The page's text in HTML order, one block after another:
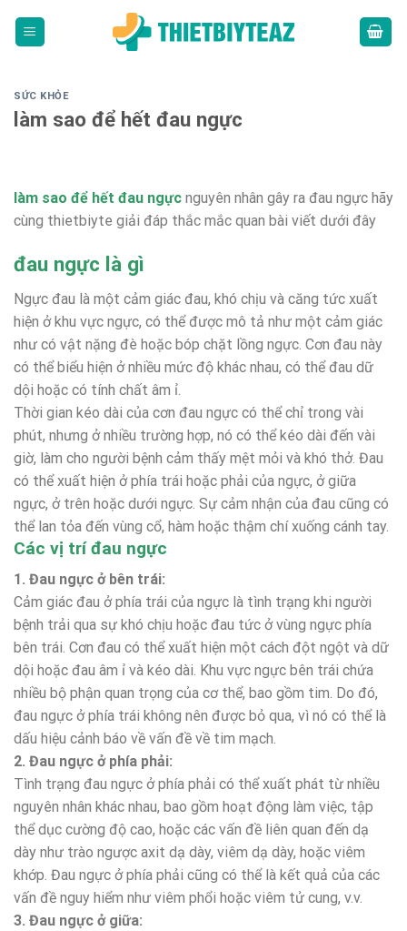
SỨC KHỎE
làm sao để hết đau ngực
làm sao để hết đau ngực nguyên nhân gây ra đau ngực hãy
cùng thietbiyte giải đáp thắc mắc quan bài viết dưới đây
đau ngực là gì
Ngực đau là một cảm giác đau, khó chịu và căng tức xuất
hiện ở khu vực ngực, có thể được mô tả như một cảm giác
như có vật nặng đè hoặc bóp chặt lồng ngực. Cơn đau này
có thể biểu hiện ở nhiều mức độ khác nhau, có thể đau dữ
dội hoặc có tính chất âm ỉ.
Thời gian kéo dài của cơn đau ngực có thể chỉ trong vài
phút, nhưng ở nhiều trường hợp, nó có thể kéo dài đến vài
giờ, làm cho người bệnh cảm thấy mệt mỏi và khó thở. Đau
có thể xuất hiện ở phía trái hoặc phải của ngực, ở giữa
ngực, ở trên hoặc dưới ngực. Sự cảm nhận của đau cũng có
thể lan tỏa đến vùng cổ, hàm hoặc thậm chí xuống cánh tay.
Các vị trí đau ngực
1. Đau ngực ở bên trái:
Cảm giác đau ở phía trái của ngực là tình trạng khi người
bệnh trải qua sự khó chịu hoặc đau tức ở vùng ngực phía
bên trái. Cơn đau có thể xuất hiện một cách đột ngột và dữ
dội hoặc đau âm ỉ và kéo dài. Khu vực ngực bên trái chứa
nhiều bộ phận quan trọng của cơ thể, bao gồm tim. Do đó,
đau ngực ở phía trái không nên được bỏ qua, vì nó có thể là
dấu hiệu cảnh báo về vấn đề về tim mạch.
2. Đau ngực ở phía phải:
Tình trạng đau ngực ở phía phải có thể xuất phát từ nhiều
nguyên nhân khác nhau, bao gồm hoạt động làm việc, tập
thể dục cường độ cao, hoặc các vấn đề liên quan đến dạ
dày như trào ngược axit dạ dày, viêm dạ dày, hoặc viêm
khớp. Đau ngực ở phía phải cũng có thể là kết quả của các
vấn đề nguy hiểm như viêm phổi hoặc viêm tử cung, v.v.
3. Đau ngực ở giữa: